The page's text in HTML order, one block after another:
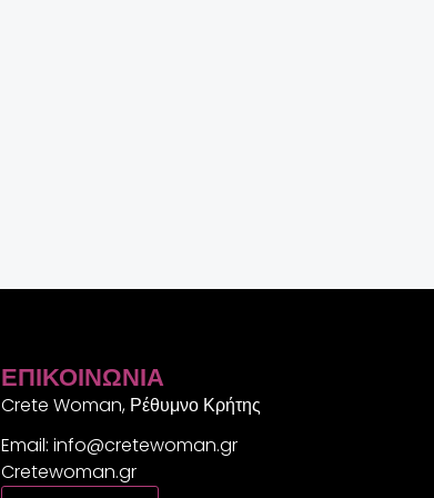
ΕΠΙΚΟΙΝΩΝΊΑ
Crete Woman, Ρέθυμνο Κρήτης
Email: info@cretewoman.gr
Cretewoman.gr